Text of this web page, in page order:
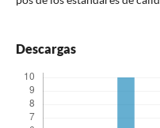
Descargas